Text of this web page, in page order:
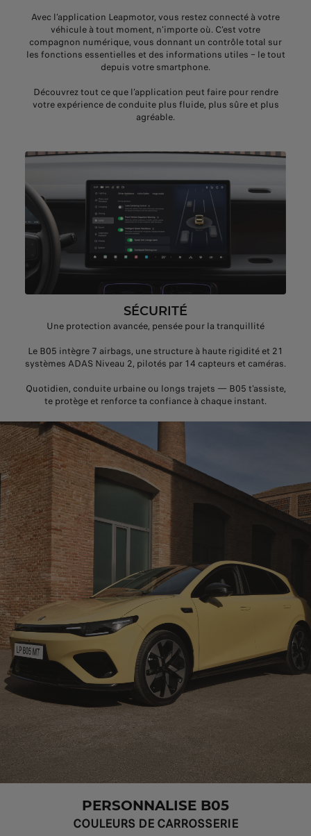
Avec l’application Leapmotor, vous restez connecté à votre
véhicule à tout moment, n’importe où. C’est votre
compagnon numérique, vous donnant un contrôle total sur
les fonctions essentielles et des informations utiles – le tout
depuis votre smartphone.
Découvrez tout ce que l’application peut faire pour rendre
votre expérience de conduite plus fluide, plus sûre et plus
agréable.
SÉCURITÉ
Une protection avancée, pensée pour la tranquillité
Le B05 intègre 7 airbags, une structure à haute rigidité et 21
systèmes ADAS Niveau 2, pilotés par 14 capteurs et caméras.
Quotidien, conduite urbaine ou longs trajets — B05 t'assiste,
te protège et renforce ta confiance à chaque instant.
PERSONNALISE B05
COULEURS DE CARROSSERIE